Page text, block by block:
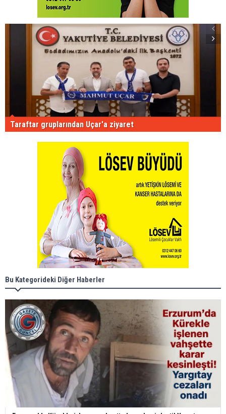
Taraftar gruplarından Uçar'a ziyaret
Bu Kategorideki Diğer Haberler